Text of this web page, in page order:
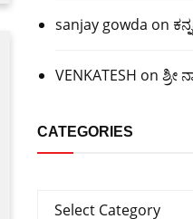
sanjay gowda on
VENKATESH on ಶ್ರೀ
CATEGORIES
Categories
Select Category